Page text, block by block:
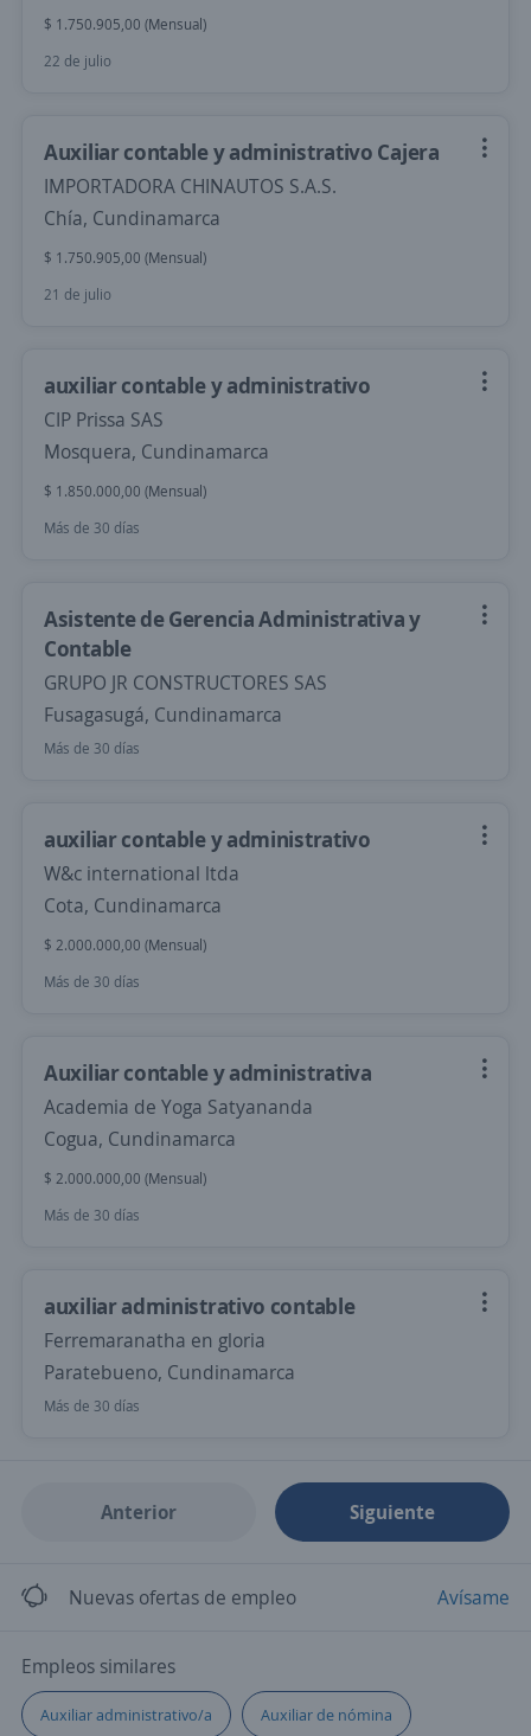
$ 1.750.905,00 (Mensual)
22 de julio
Auxiliar contable y administrativo Cajera
IMPORTADORA CHINAUTOS S.A.S.
Chía, Cundinamarca
$ 1.750.905,00 (Mensual)
21 de julio
auxiliar contable y administrativo
CIP Prissa SAS
Mosquera, Cundinamarca
$ 1.850.000,00 (Mensual)
Más de 30 días
Asistente de Gerencia Administrativa y
Contable
GRUPO JR CONSTRUCTORES SAS
Fusagasugá, Cundinamarca
Más de 30 días
auxiliar contable y administrativo
W&c international ltda
Cota, Cundinamarca
$ 2.000.000,00 (Mensual)
Más de 30 días
Auxiliar contable y administrativa
Academia de Yoga Satyananda
Cogua, Cundinamarca
$ 2.000.000,00 (Mensual)
Más de 30 días
auxiliar administrativo contable
Ferremaranatha en gloria
Paratebueno, Cundinamarca
Más de 30 días
Anterior Siguiente
Nuevas ofertas de empleo Avísame
Empleos similares
Auxiliar administrativo/a Auxiliar de nómina